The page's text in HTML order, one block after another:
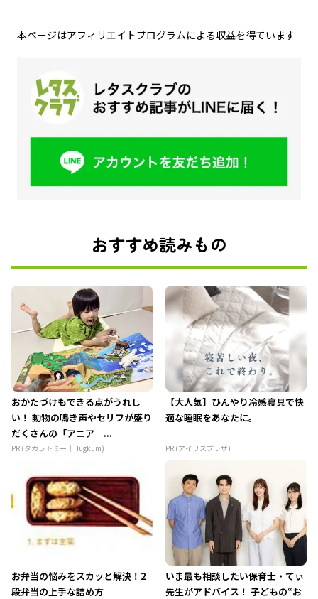
本ページはアフィリエイトプログラムによる収益を得ています
おすすめ読みもの
おかたづけもできる点がうれし
い！ 動物の鳴き声やセリフが盛り
だくさんの「アニア ...
PR (タカラトミー｜Hugkum)
【大人気】ひんやり冷感寝具で快
適な睡眠をあなたに。
PR (アイリスプラザ)
お弁当の悩みをスカッと解決！2
段弁当の上手な詰め方
いま最も相談したい保育士・てぃ
先生がアドバイス！ 子どもの“お